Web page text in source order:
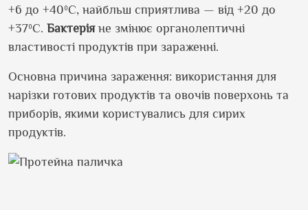
+6 до +40ºС, найбльш сприятлива — від +20 до
+37ºС. Бактеріяне змінює органолептичні
властивості продуктів при зараженні.
Основна причина зараження: використання для
нарізки готових продуктів та овочів поверхонь та
приборів, якими користувались для сирих
продуктів.